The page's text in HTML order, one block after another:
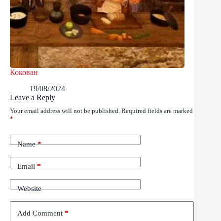
Кокован
19/08/2024
Leave a Reply
Your email address will not be published. Required fields are marked
*
Name*
Email*
Website
Add Comment *